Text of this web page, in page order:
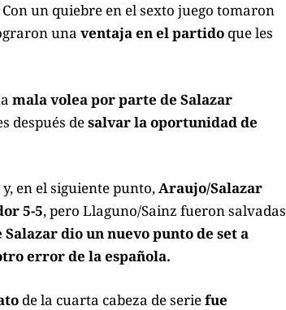
Con un quiebre en el sexto juego tomaron
una ventaja en el partido que les
mala volea por parte de Salazar
después desalvar la oportunidad de
y, en el siguiente punto,Araujo/Salazar
5-5, pero Llaguno/Sainz fueron salvadas
dio un nuevo punto de set a
error de la española.
de la cuarta cabeza de seriefue